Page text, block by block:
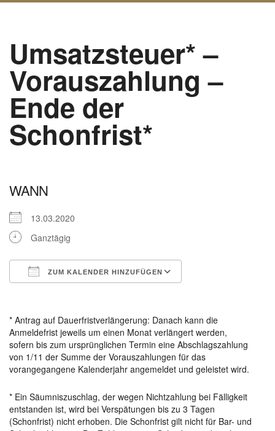
Umsatzsteuer* –
Vorauszahlung –
Ende der
Schonfrist*
WANN
13.03.2020
Ganztägig
ZUM KALENDER HINZUFÜGEN
* Antrag auf Dauerfristverlängerung: Danach kann die
Anmeldefrist jeweils um einen Monat verlängert werden,
sofern bis zum ursprünglichen Termin eine Abschlagszahlung
von 1/11 der Summe der Vorauszahlungen für das
vorangegangene Kalenderjahr angemeldet und geleistet wird.
* Ein Säumniszuschlag, der wegen Nichtzahlung bei Fälligkeit
entstanden ist, wird bei Verspätungen bis zu 3 Tagen
(Schonfrist) nicht erhoben. Die Schonfrist gilt nicht für Bar- und